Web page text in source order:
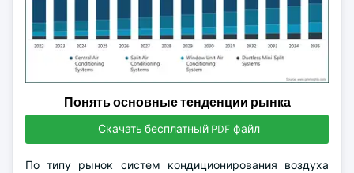
Понять основные тенденции рынка
Скачать бесплатный PDF-файл
По типу рынок систем кондиционирования воздуха